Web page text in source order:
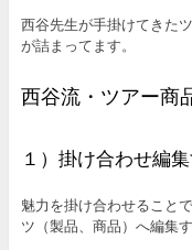
西谷先生が手掛けてきた
が詰まってます。
西谷流・ツアー商
１）掛け合わせ編
魅力を掛け合わせること
ツ（製品、商品）へ編